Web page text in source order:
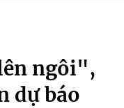
ngôi",
dự báo